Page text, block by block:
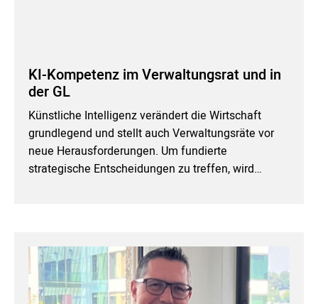
KI-Kompetenz im Verwaltungsrat und in
der GL
Künstliche Intelligenz verändert die Wirtschaft
grundlegend und stellt auch Verwaltungsräte vor
neue Herausforderungen. Um fundierte
strategische Entscheidungen zu treffen, wird…